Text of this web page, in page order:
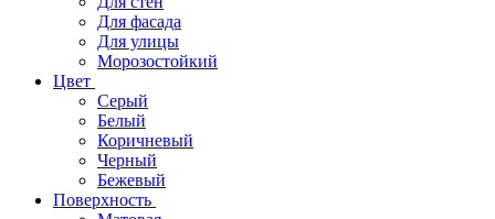
Для фасада
Для улицы
Морозостойкий
Цвет
Серый
Белый
Коричневый
Черный
Бежевый
Поверхность